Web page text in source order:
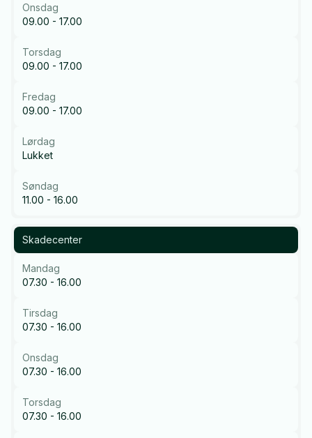
Onsdag
09.00 - 17.00
Torsdag
09.00 - 17.00
Fredag
09.00 - 17.00
Lørdag
Lukket
Søndag
11.00 - 16.00
Skadecenter
Mandag
07.30 - 16.00
Tirsdag
07.30 - 16.00
Onsdag
07.30 - 16.00
Torsdag
07.30 - 16.00